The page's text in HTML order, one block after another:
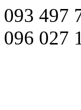
093 497
096 027